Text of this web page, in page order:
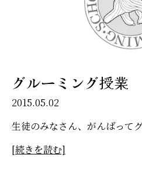
グルーミング授業
2015.05.02
生徒のみなさん、がんばって
[続きを読む]